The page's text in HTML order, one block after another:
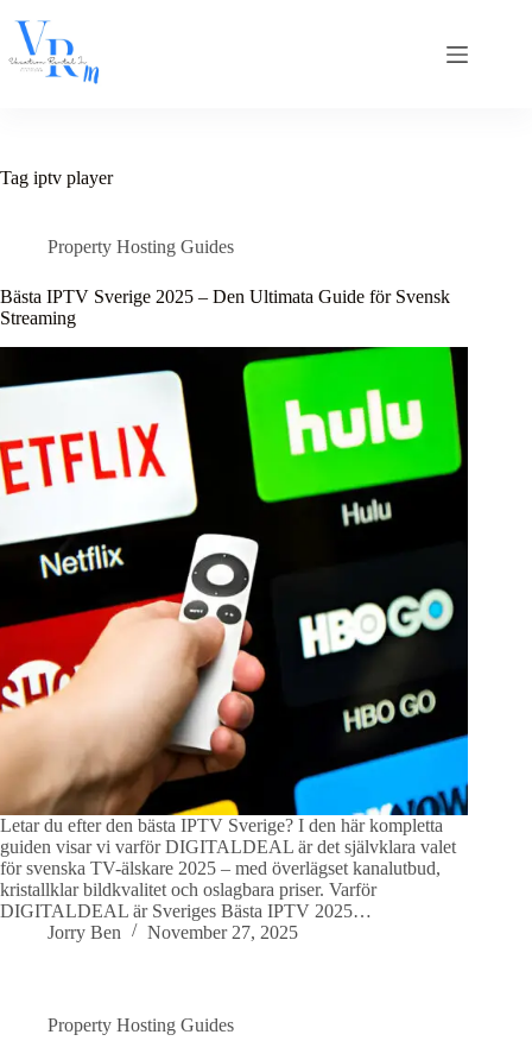
content
Tag iptv player
Property Hosting Guides
Bästa IPTV Sverige 2025 – Den Ultimata Guide för Svensk
Streaming
Letar du efter den bästa IPTV Sverige? I den här kompletta
guiden visar vi varför DIGITALDEAL är det självklara valet
för svenska TV-älskare 2025 – med överlägset kanalutbud,
kristallklar bildkvalitet och oslagbara priser. Varför
DIGITALDEAL är Sveriges Bästa IPTV 2025…
Jorry Ben
November 27, 2025
Property Hosting Guides